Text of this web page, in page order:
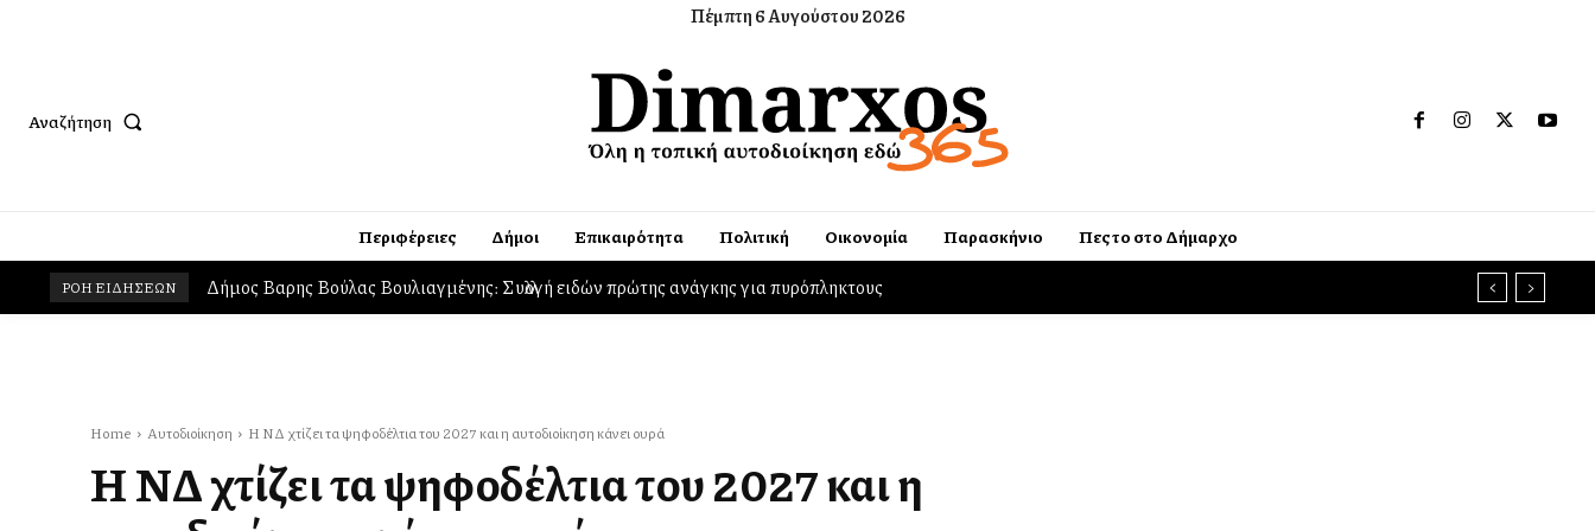
Πέμπτη 6 Αυγούστου 2026
Αναζήτηση
Περιφέρειες Δήμοι Επικαιρότητα Πολιτική Οικονομία Παρασκήνιο Πες το στο Δήμαρχο
ΡΟΗ ΕΙΔΗΣΕΩΝ Δήμος Βαρης Βούλας Βουλιαγμένης: Συλλογή ειδών πρώτης ανάγκης για πυρόπληκτους
Home Αυτοδιοίκηση Η ΝΔ χτίζει τα ψηφοδέλτια του 2027 και η αυτοδιοίκηση κάνει ουρά
Η ΝΔ χτίζει τα ψηφοδέλτια του 2027 και η